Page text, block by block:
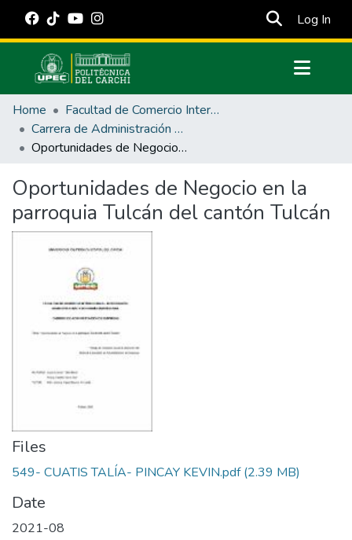
Log In
Communities & Collections
All of DSpace
Statistics
Estadísticas Externas
Manuales
Home
Facultad de Comercio Internacional, Integración, Administración y Economía Empresarial
Carrera de Administración de Empresas y Marketing
Oportunidades de Negocio en la parroquia Tulcán del cantón Tulcán
Oportunidades de Negocio en la
parroquia Tulcán del cantón Tulcán
Files
549- CUATIS TALÍA- PINCAY KEVIN.pdf(2.39 MB)
Date
2021-08